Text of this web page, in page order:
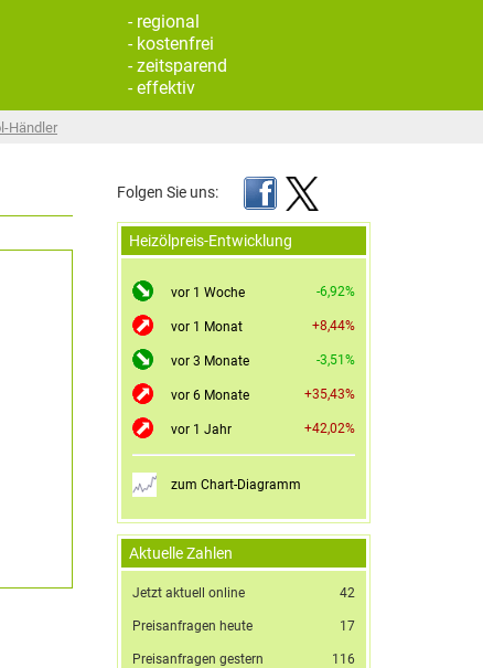
- regional
- kostenfrei
- zeitsparend
- effektiv
Händler
Folgen Sie uns:
Heizölpreis-Entwicklung
vor 1 Woche -6,92%
vor 1 Monat +8,44%
vor 3 Monate -3,51%
vor 6 Monate +35,43%
vor 1 Jahr +42,02%
zum Chart-Diagramm
Aktuelle Zahlen
Jetzt aktuell online 42
Preisanfragen heute 17
Preisanfragen gestern 116